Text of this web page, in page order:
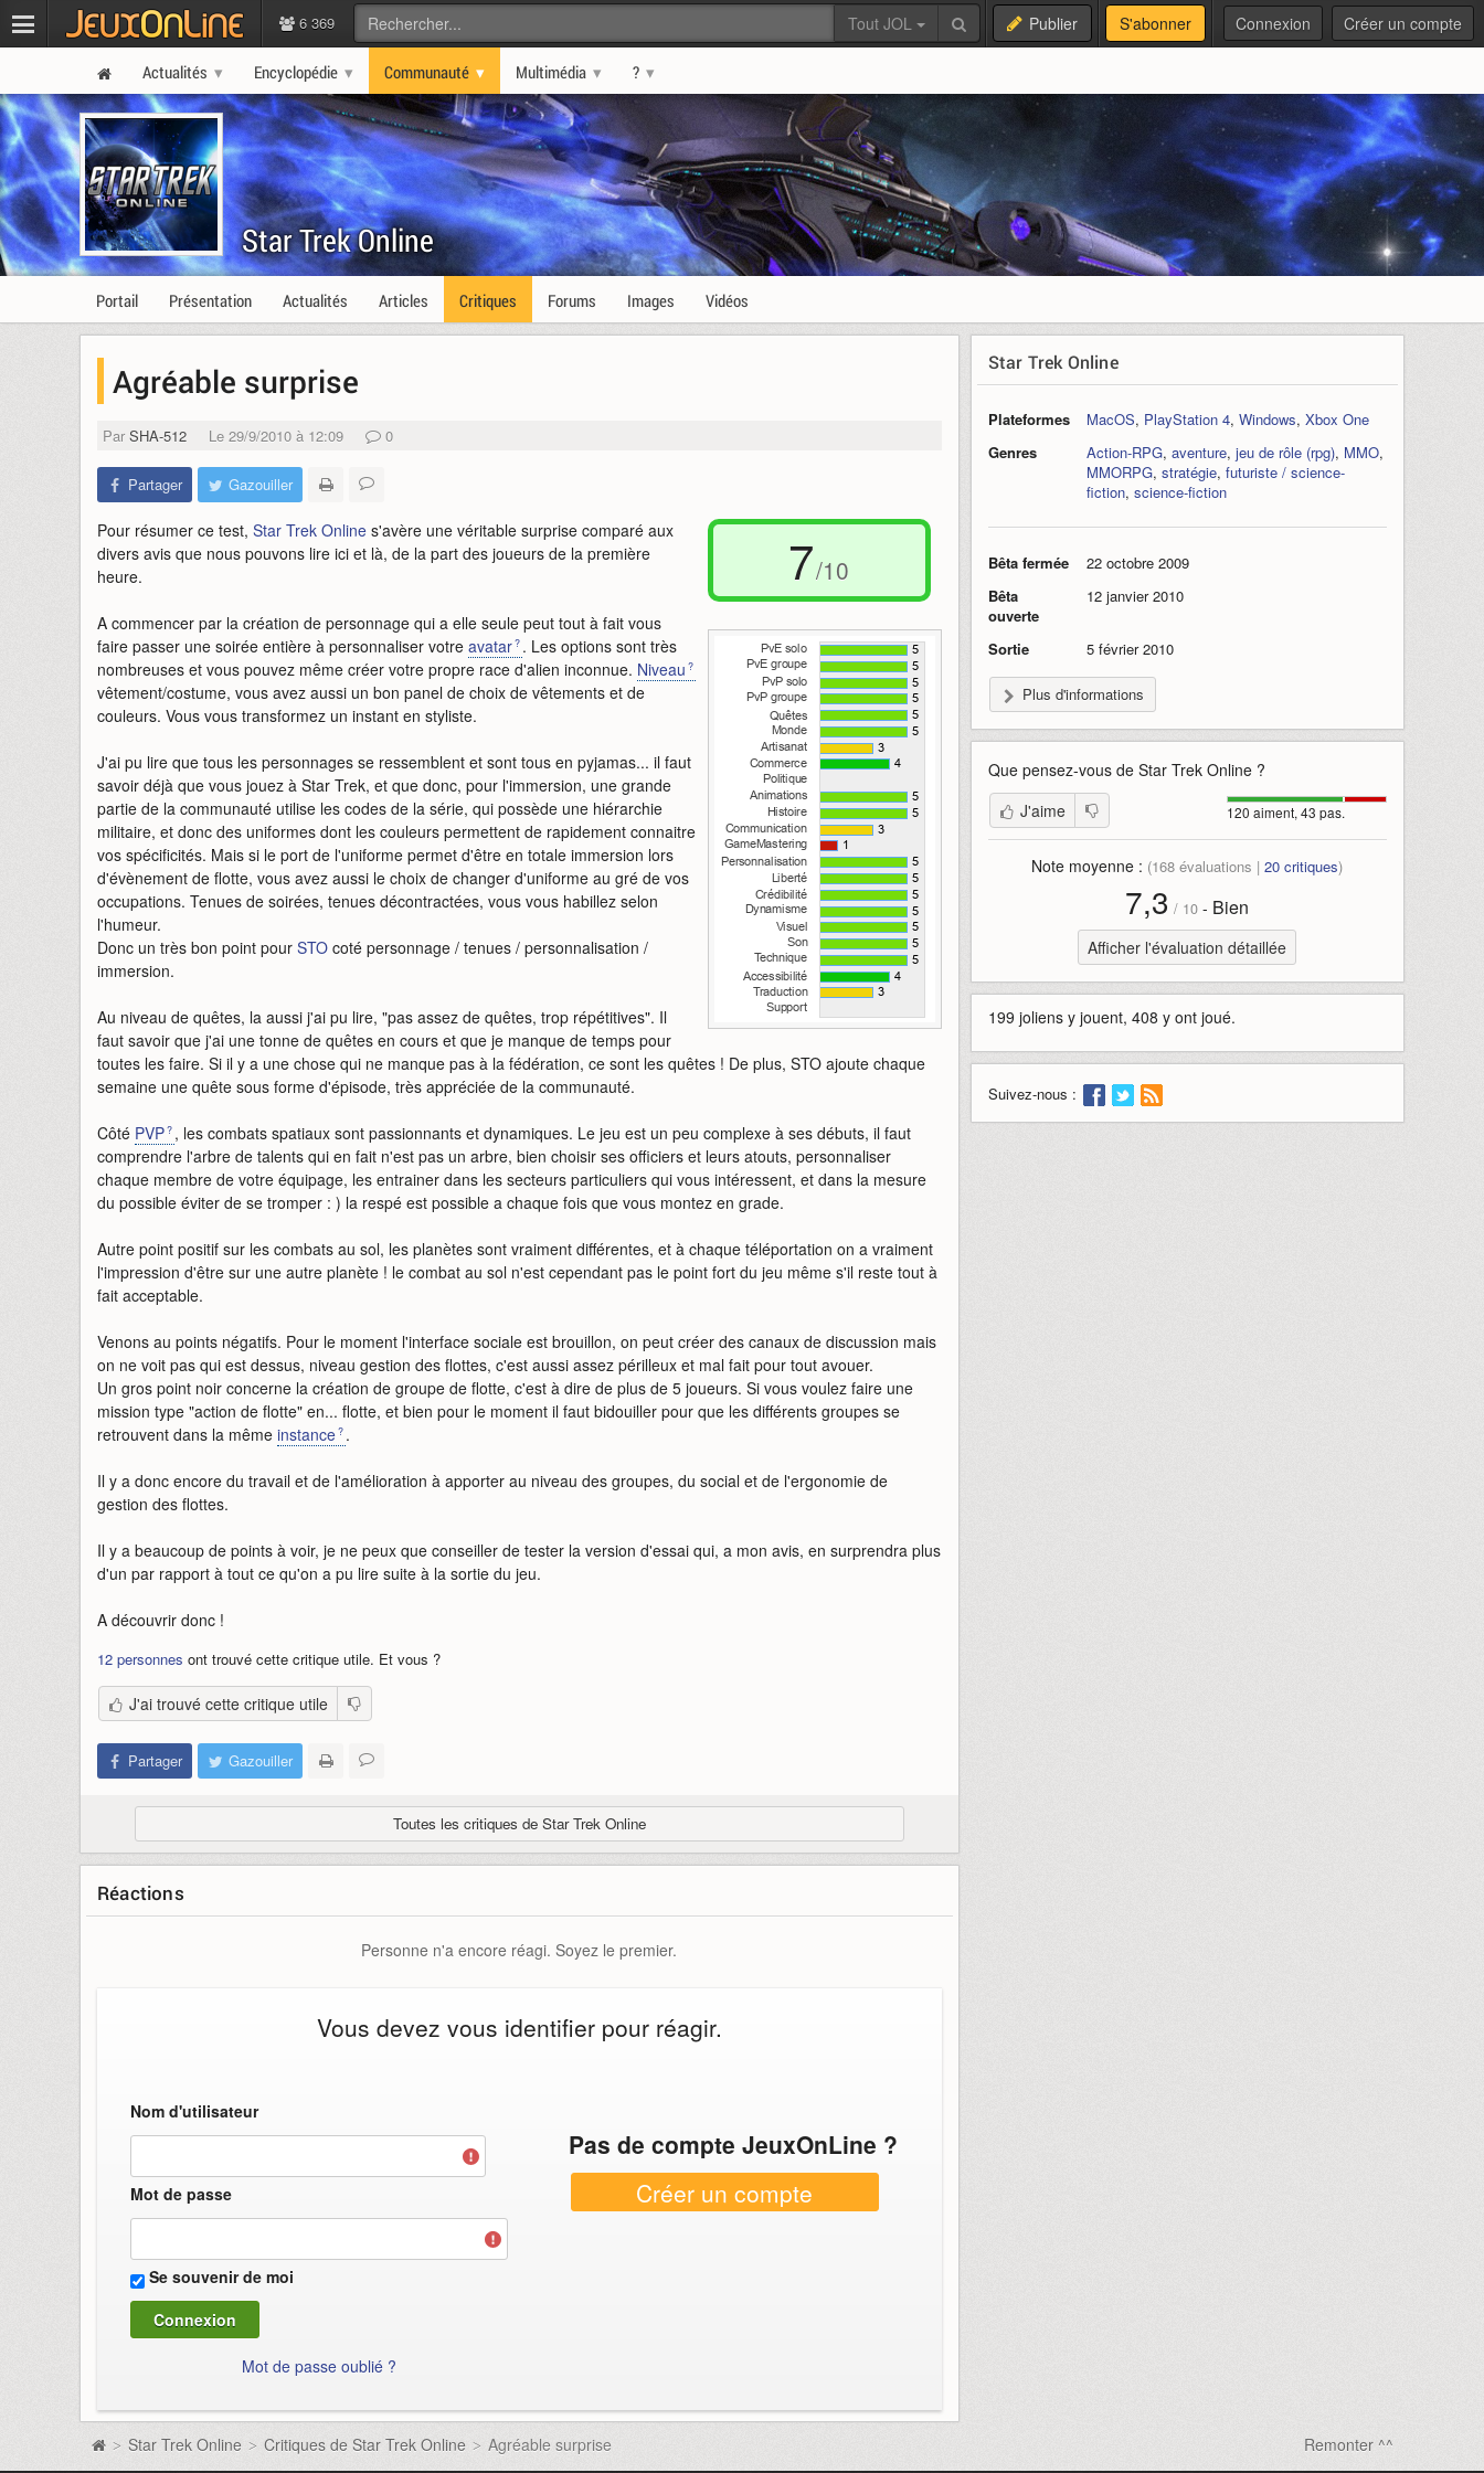
6 369 Tout JOL Publier S'abonner Connexion Créer un compte
Actualités Encyclopédie Communauté Multimédia ?
Star Trek Online
Portail Présentation Actualités Articles Critiques Forums Images Vidéos
Agréable surprise
Par SHA-512 Le 29/9/2010 à 12:09 0
Partager Gazouiller
7/10
Pour résumer ce test, Star Trek Online s'avère une véritable surprise comparé aux
divers avis que nous pouvons lire ici et là, de la part des joueurs de la première
heure.
A commencer par la création de personnage qui a elle seule peut tout à fait vous
faire passer une soirée entière à personnaliser votre avatar . Les options sont très
nombreuses et vous pouvez même créer votre propre race d'alien inconnue. Niveau
vêtement/costume, vous avez aussi un bon panel de choix de vêtements et de
couleurs. Vous vous transformez un instant en styliste.
J'ai pu lire que tous les personnages se ressemblent et sont tous en pyjamas... il faut
savoir déjà que vous jouez à Star Trek, et que donc, pour l'immersion, une grande
partie de la communauté utilise les codes de la série, qui possède une hiérarchie
militaire, et donc des uniformes dont les couleurs permettent de rapidement connaitre
vos spécificités. Mais si le port de l'uniforme permet d'être en totale immersion lors
d'évènement de flotte, vous avez aussi le choix de changer d'uniforme au gré de vos
occupations. Tenues de soirées, tenues décontractées, vous vous habillez selon
l'humeur.
Donc un très bon point pour STO coté personnage / tenues / personnalisation /
immersion.
Au niveau de quêtes, la aussi j'ai pu lire, "pas assez de quêtes, trop répétitives". Il
faut savoir que j'ai une tonne de quêtes en cours et que je manque de temps pour
toutes les faire. Si il y a une chose qui ne manque pas à la fédération, ce sont les quêtes ! De plus, STO ajoute chaque
semaine une quête sous forme d'épisode, très appréciée de la communauté.
Côté PVP , les combats spatiaux sont passionnants et dynamiques. Le jeu est un peu complexe à ses débuts, il faut
comprendre l'arbre de talents qui en fait n'est pas un arbre, bien choisir ses officiers et leurs atouts, personnaliser
chaque membre de votre équipage, les entrainer dans les secteurs particuliers qui vous intéressent, et dans la mesure
du possible éviter de se tromper : ) la respé est possible a chaque fois que vous montez en grade.
Autre point positif sur les combats au sol, les planètes sont vraiment différentes, et à chaque téléportation on a vraiment
l'impression d'être sur une autre planète ! le combat au sol n'est cependant pas le point fort du jeu même s'il reste tout à
fait acceptable.
Venons au points négatifs. Pour le moment l'interface sociale est brouillon, on peut créer des canaux de discussion mais
on ne voit pas qui est dessus, niveau gestion des flottes, c'est aussi assez périlleux et mal fait pour tout avouer.
Un gros point noir concerne la création de groupe de flotte, c'est à dire de plus de 5 joueurs. Si vous voulez faire une
mission type "action de flotte" en... flotte, et bien pour le moment il faut bidouiller pour que les différents groupes se
retrouvent dans la même instance .
Il y a donc encore du travail et de l'amélioration à apporter au niveau des groupes, du social et de l'ergonomie de
gestion des flottes.
Il y a beaucoup de points à voir, je ne peux que conseiller de tester la version d'essai qui, a mon avis, en surprendra plus
d'un par rapport à tout ce qu'on a pu lire suite à la sortie du jeu.
A découvrir donc !
12 personnes ont trouvé cette critique utile. Et vous ?
J'ai trouvé cette critique utile
Partager Gazouiller
Toutes les critiques de Star Trek Online
Réactions
Personne n'a encore réagi. Soyez le premier.
Vous devez vous identifier pour réagir.
Nom d'utilisateur
Mot de passe
Se souvenir de moi
Mot de passe oublié ?
Pas de compte JeuxOnLine ?
Créer un compte
Star Trek Online
Plateformes MacOS, PlayStation 4, Windows, Xbox One
Genres
Action-RPG, aventure, jeu de rôle (rpg), MMO,
MMORPG, stratégie, futuriste / science-
fiction, science-fiction
Bêta fermée
22 octobre 2009
Bêta
ouverte
12 janvier 2010
Sortie 5 février 2010
Plus d'informations
Que pensez-vous de Star Trek Online?
120 aiment, 43 pas.
J'aime
Note moyenne : (168 évaluations |20 critiques)
7,3 / 10 - Bien
Afficher l'évaluation détaillée
199 joliens y jouent, 408 y ont joué.
Suivez-nous :
Remonter ^^
> Star Trek Online > Critiques de Star Trek Online > Agréable surprise